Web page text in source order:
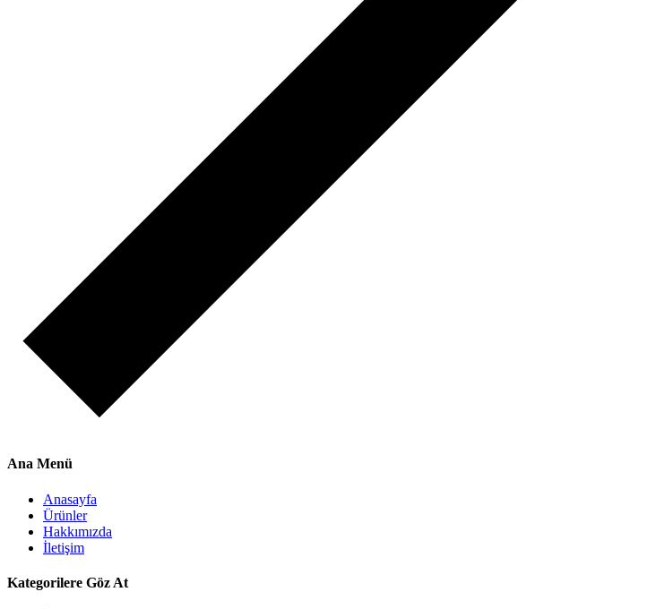
Ana Menü
Anasayfa
Ürünler
Hakkımızda
İletişim
Kategorilere Göz At